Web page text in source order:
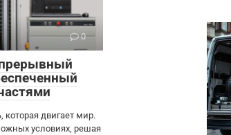
0
двигает мир.
условиях, решая